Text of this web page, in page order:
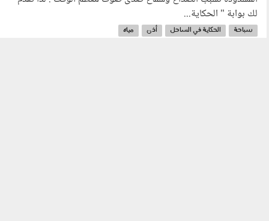
لك بوابة " الحكاية...
سباحة الحكاية في الساحل أذن مياه